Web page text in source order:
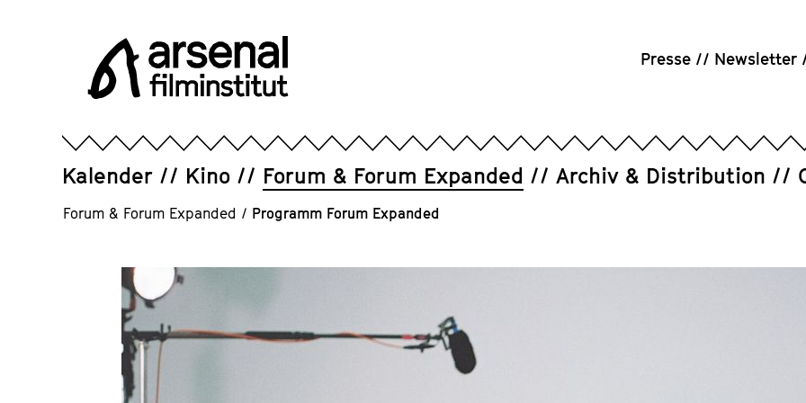
Filminstitut
Presse Newsletter
Kalender Kino Forum & Forum Expanded Archiv & Distribution
Forum & Forum Expanded / Programm Forum Expanded